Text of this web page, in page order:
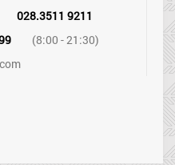
028.3511 9211
(8:00 - 21:30)